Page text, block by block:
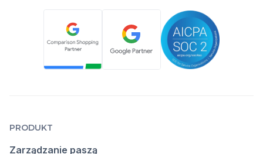
PRODUKT
Zarządzanie paszą